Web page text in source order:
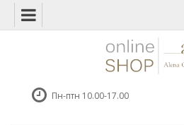
Пн-птн 10.00-17.00